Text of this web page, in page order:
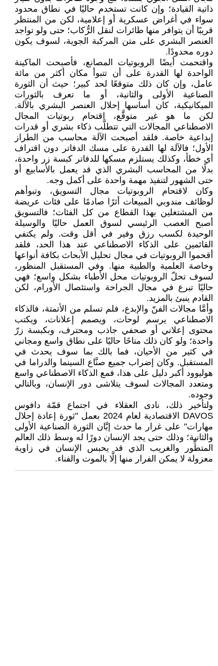
ذاتية القيادة؛ وإن كانت تستخدم حاليًا في نطاق محدود
سواء في أغراض عسكرية أو إعلامية، لكن من المنتظر
قريبًا أن يتوافر منها طائرات لنقل الرُّكاب؛ حتى ولو تواجد
العنصر البشري على متن المركبة الجوية، لسوف يكون
دوره محدودًا.
واقتحمت أيضًا الروبوتيات المصانع، فأصبحت الماكينة
الواحدة لها القدرة على أن تتبوأ مكان أكثر من مائة
عامل، وإن كان ذلك متوقعًا لحد كبير؛ حيث أن الثورة
الصناعية الأولى والثانية، أو ما تعرف بالثورات
الميكانيكية، كان أساسها إحلال العنصر البشري بالآلة.
لكن ما هو غير متوقَّع، اقتحام ربوتيات المجال
الاصطناعي المجالات التي تتطلَّب ذكاء بشري أو قدرات
إبداعية خاصة. فلقد أصبحت الآلة محاسب من الطراز
الأول؛ فالآلة لها القدرة على مسك الدفاتر دون اقتراف
أي خطأ، وكذلك يستلزم مسكها للدفاتر كبسة زر واحدة،
بدلًا من المحاسب البشري الذي قد يعمل بالأسابيع أو
حتى الشهور لتنفيذ مهمة واحدة على أكمل وجه.
وكان لاقتحام الروبوتيات مجال التسويق، وتبوأهم
لوظائف مندوبي المبيعات أثرًا صادمًا على فئات عريضة
من المشتغلين بهذا القطاع من كل الفئات؛ فالتسويق
أصبح العصب الرئيسي لسوق العمل حاليًا والوسيلة
الوحيدة لكسب رزق وفير في أقل وقت. ولم يكتفي
القائمين على الذكاء الاصطناعي عند هذا الحد، فلقد
أقحموا الروبوتيات في مجال تحليل الأبحاث بكافة أنواعها
وخاصة العلمية والطبية منها. وفي المستقبل المنظور،
لسوف تحلّ الروبوتيات محل الأطباء بشكل واسع؛ فهي
حاليًا تبرع في مجال الجراحة واستئصال الأورام، لكن
القادم ينبئ بالمزيد.
وأمَّا مجالات الفنّ والإبدع، فلم تسلم من الأتمتة، فالذكاء
الاصطناعي يرسم لوحات، ويصمم إعلانات، ويكتب
محتوى إعلاني أو صحفي جاذب ومحترف، وبكبسة زرّ
واحدة؛ ولو كان ذلك متاحًا حاليًا على نطاق واسع ومجاني
في كثير من الأحيان، فما بالك بما سوف يحدث في
المستقبل. وكان إضراب جميع صنَّاع السينما والدراما في
هوليوود أكبر دليل على هذا، فمع الذكاء الاصطناعي واسع
ومتعدد المجالات لسوف يتلاشى دور الإنسان، وبالتالي
وجوده.
ولتأخير ذلك، نادى العقلاء في اجتماع قمّة دافوس
DAVOS الاقتصادية لعام 2024 بعمل "ثورة إعادة إحلال
مهارات" على غرار ما حدث إبَّان الثورة الصناعية الأولى
والثانية؛ وذلك حتى يجد الإنسان دورًا له وسط ذلك العالم
المتطِّور والغريب الذي قد يحبس الإنسان في زاوية
معزولة لا يمكن الفرار منها إلَّا بالموت والفناء.